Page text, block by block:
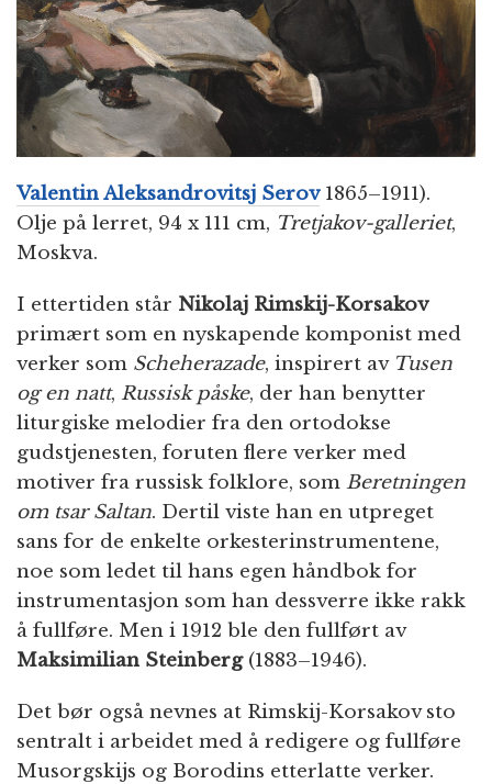
Valentin Aleksandrovitsj Serov1865–1911).
Olje på lerret, 94 x 111 cm, Tretjakov-galleriet,
Moskva.
I ettertiden står Nikolaj Rimskij-Korsakov
primært som en nyskapende komponist med
verker som Scheherazade, inspirert av Tusen
og en natt, Russisk påske, der han benytter
liturgiske melodier fra den ortodokse
gudstjenesten, foruten flere verker med
motiver fra russisk folklore, som Beretningen
om tsar Saltan. Dertil viste han en utpreget
sans for de enkelte orkesterinstrumentene,
noe som ledet til hans egen håndbok for
instrumentasjon som han dessverre ikke rakk
å fullføre. Men i 1912 ble den fullført av
Maksimilian Steinberg(1883–1946).
Det bør også nevnes at Rimskij-Korsakov sto
sentralt i arbeidet med å redigere og fullføre
Musorgskijs og Borodins etterlatte verker.